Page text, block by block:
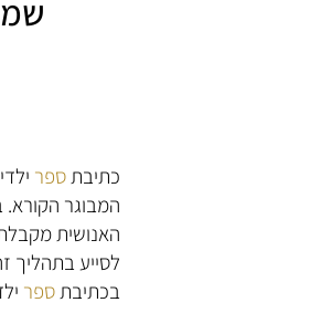
כתיבתספר
המבוגר
לסייע בתהליך
בכתיבתספר